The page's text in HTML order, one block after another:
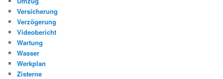
Versicherung
Verzögerung
Videobericht
Wartung
Wasser
Werkplan
Zisterne